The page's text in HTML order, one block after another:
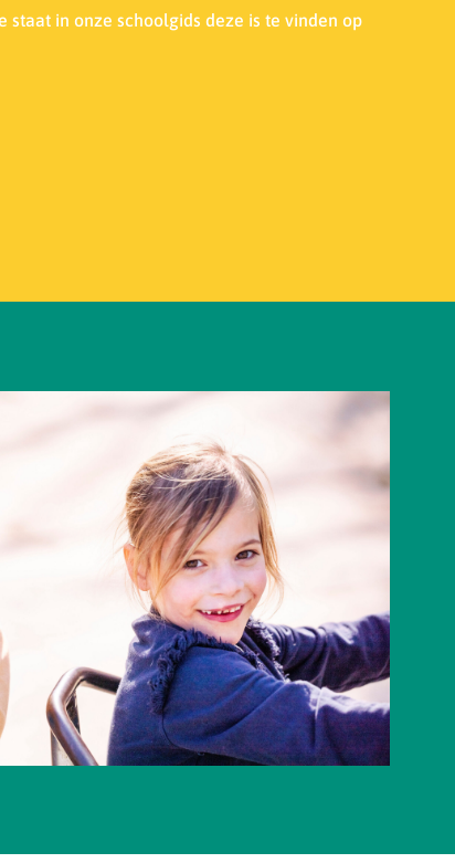
staat in onze schoolgids deze is te vinden op